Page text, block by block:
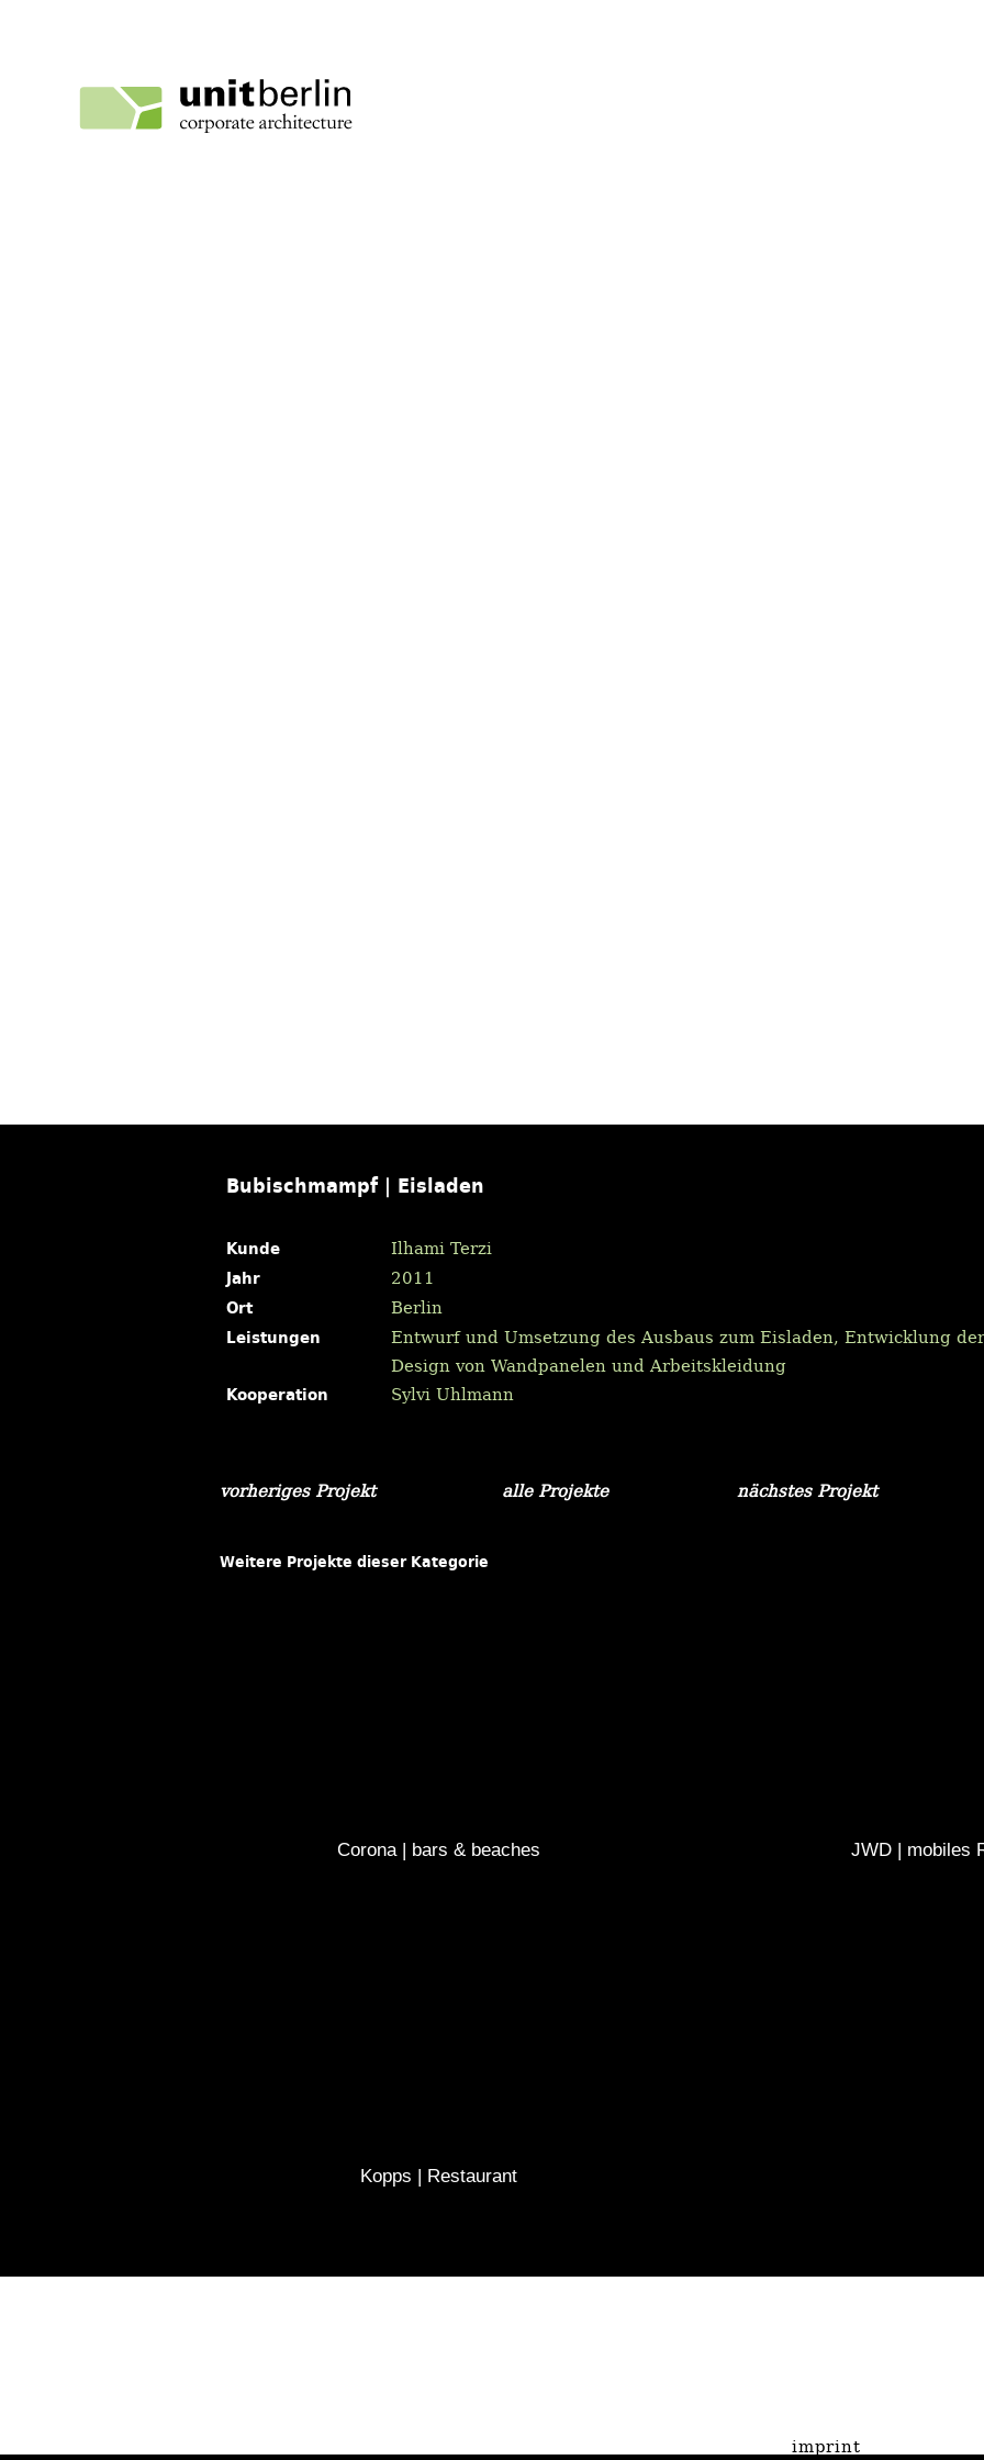
Bubischmampf | Eisladen
Kunde Ilhami Terzi
Jahr 2011
Ort Berlin
Leistungen
Entwurf und Umsetzung des Ausbaus zum Eisladen, Entwicklung
Design von Wandpanelen und Arbeitskleidung
Kooperation Sylvi Uhlmann
vorheriges Projekt alle Projekte nächstes Projekt
Weitere Projekte dieser Kategorie
Corona | bars & beaches JWD | mobiles
Kopps | Restaurant
imprint